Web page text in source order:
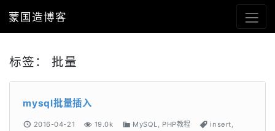
蒙国造博客
标签： 批量
mysql批量插入
2016-04-21 19.0k MySQL PHP教程 insert